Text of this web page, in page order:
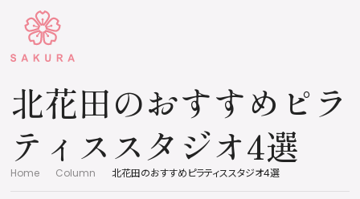
北花田のおすすめピラ
ティススタジオ4選
Home Column 北花田のおすすめピラティススタジオ4選